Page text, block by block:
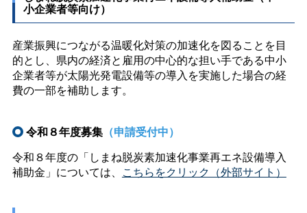
小企業者等向け）
産業振興につながる温暖化対策の加速化を図ることを目
的とし、県内の経済と雇用の中心的な担い手である中小
企業者等が太陽光発電設備等の導入を実施した場合の経
費の一部を補助します。
令和８年度募集（申請受付中）
令和８年度の「しまね脱炭素加速化事業再エネ設備導入
補助金」については、 こちらをクリック（外部サイト）